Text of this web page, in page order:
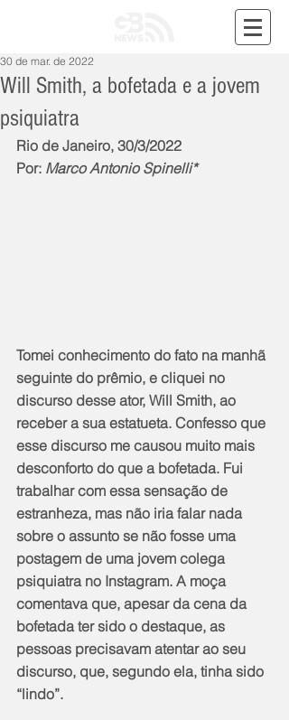
Will Smith, a bofetada e a jovem
psiquiatra
30 de mar. de 2022
Rio de Janeiro, 30/3/2022
Por: Marco Antonio Spinelli*
Tomei conhecimento do fato na manhã
seguinte do prêmio, e cliquei no
discurso desse ator, Will Smith, ao
receber a sua estatueta. Confesso que
esse discurso me causou muito mais
desconforto do que a bofetada. Fui
trabalhar com essa sensação de
estranheza, mas não iria falar nada
sobre o assunto se não fosse uma
postagem de uma jovem colega
psiquiatra no Instagram. A moça
comentava que, apesar da cena da
bofetada ter sido o destaque, as
pessoas precisavam atentar ao seu
discurso, que, segundo ela, tinha sido
“lindo”.